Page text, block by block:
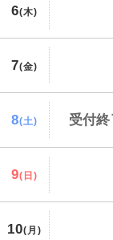
6(木)
7(金)
8(土) 受付終
9(日)
10(月)